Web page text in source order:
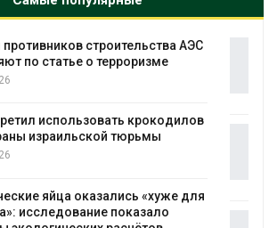
Суд взыскал с золотодобывающей
компании 145,4 млн рублей за ущерб
недрам
Микропластик обнаружили почти у всех
животных глубоководных
В Пермском крае осудили фигурантов